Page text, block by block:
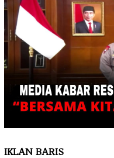
IKLAN BARIS